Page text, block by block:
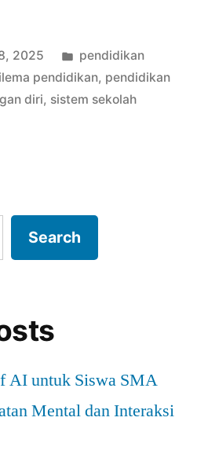
2025
Posted
in
pendidikan
pendidikan, pendidikan
diri, sistem sekolah
Ranking?
Modern
Search
AI untuk Siswa SMA
Mental dan Interaksi